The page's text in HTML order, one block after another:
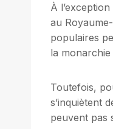
À
au
populaires
la monarchie
Toutefois,
s’inquiètent
peuvent pas